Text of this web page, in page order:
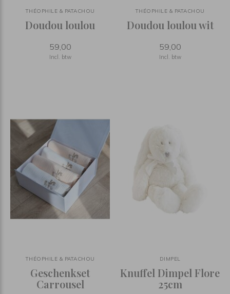
THÉOPHILE & PATACHOU
Doudou loulou
59,00
Incl. btw
THÉOPHILE & PATACHOU
Doudou loulou wit
59,00
Incl. btw
THÉOPHILE & PATACHOU
Geschenkset
Carrousel
DIMPEL
Knuffel Dimpel Flore
25cm